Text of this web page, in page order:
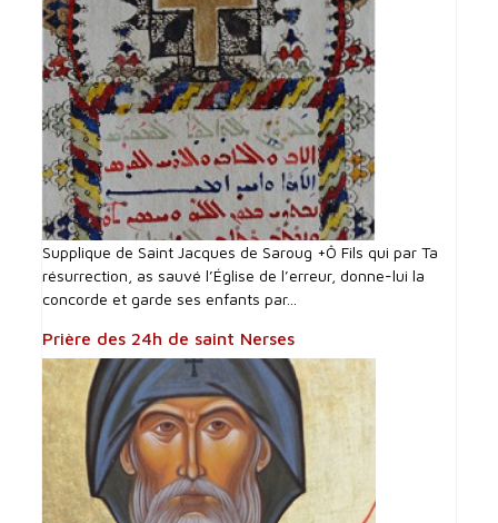
Supplique de Saint Jacques de Saroug +Ô Fils qui par Ta
résurrection, as sauvé l’Église de l’erreur, donne-lui la
concorde et garde ses enfants par...
Prière des 24h de saint Nerses